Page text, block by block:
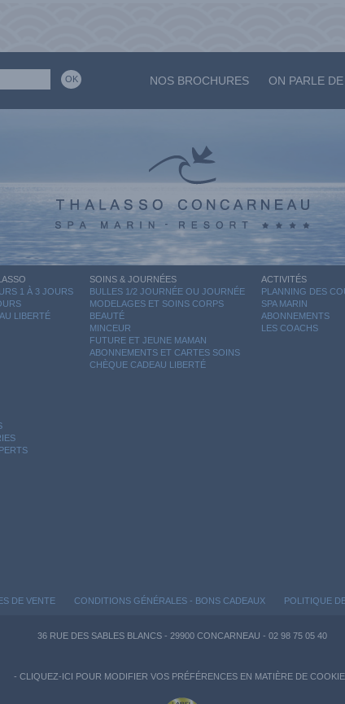
NOS BROCHURES ON PARLE
1 À 3 JOURS
LIBERTÉ
SOINS & JOURNÉES
BULLES 1/2 JOURNÉE OU JOURNÉE
MODELAGES ET SOINS CORPS
BEAUTÉ
MINCEUR
FUTURE ET JEUNE MAMAN
ABONNEMENTS ET CARTES SOINS
CHÈQUE CADEAU LIBERTÉ
ACTIVITÉS
PLANNING DES
SPA MARIN
ABONNEMENTS
LES COACHS
DE VENTE CONDITIONS GÉNÉRALES - BONS CADEAUX POLITIQUE
36 RUE DES SABLES BLANCS - 29900 CONCARNEAU - 02 98 75 05 40
- CLIQUEZ-ICI POUR MODIFIER VOS PRÉFÉRENCES EN MATIÈRE DE